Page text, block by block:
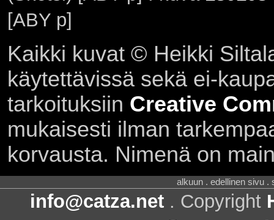
[ABY p]
Kaikki kuvat © Heikki
käytettävissä sekä ei-
tarkoituksiin Creative
mukaisesti ilman
korvausta. Nimenä on
alkuun . edellinen sivu .
info@catza.net . Copyright